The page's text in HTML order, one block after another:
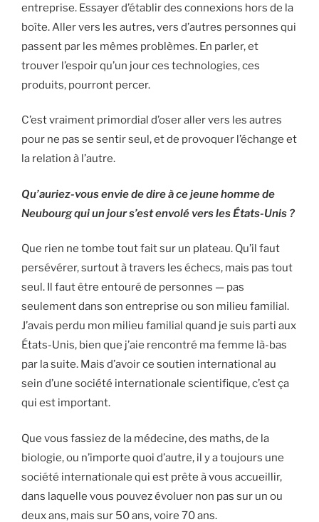
entreprise. Essayer d’établir des connexions hors de la
boîte. Aller vers les autres, vers d’autres personnes qui
passent par les mêmes problèmes. En parler, et
trouver l’espoir qu’un jour ces technologies, ces
produits, pourront percer.
C’est vraiment primordial d’oser aller vers les autres
pour ne pas se sentir seul, et de provoquer l’échange et
la relation à l’autre.
Qu’auriez-vous envie de dire à ce jeune homme de
Neubourg qui un jour s’est envolé vers les États-Unis ?
Que rien ne tombe tout fait sur un plateau. Qu’il faut
persévérer, surtout à travers les échecs, mais pas tout
seul. Il faut être entouré de personnes — pas
seulement dans son entreprise ou son milieu familial.
J’avais perdu mon milieu familial quand je suis parti aux
États-Unis, bien que j’aie rencontré ma femme là-bas
par la suite. Mais d’avoir ce soutien international au
sein d’une société internationale scientifique, c’est ça
qui est important.
Que vous fassiez de la médecine, des maths, de la
biologie, ou n’importe quoi d’autre, il y a toujours une
société internationale qui est prête à vous accueillir,
dans laquelle vous pouvez évoluer non pas sur un ou
deux ans, mais sur 50 ans, voire 70 ans.